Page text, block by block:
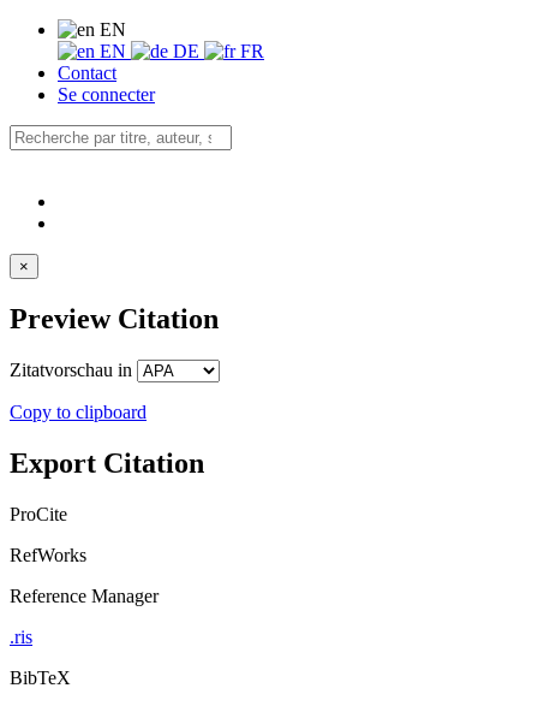
EN
EN
DE
FR
Contact
Se connecter
×
Preview Citation
Zitatvorschau in
Copy to clipboard
Export Citation
ProCite
RefWorks
Reference Manager
.ris
BibTeX